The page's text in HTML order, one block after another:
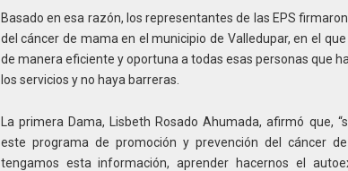
Basado en esa razón, los representantes de las EPS
del cáncer de mama en el municipio de Valledupar, en el
de manera eficiente y oportuna a todas esas personas que
los servicios y no haya barreras.
La primera Dama, Lisbeth Rosado Ahumada, afirmó que,
este programa de promoción y prevención del cáncer
tengamos esta información, aprender hacernos el